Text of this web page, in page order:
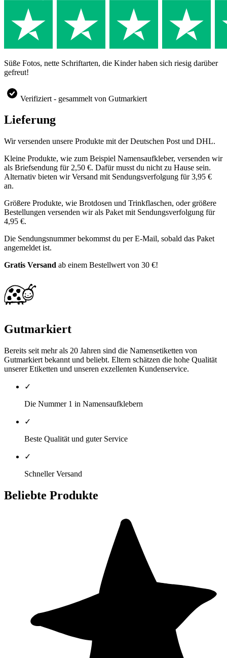
Süße Fotos, nette Schriftarten, die Kinder haben sich riesig darüber
gefreut!
Verifiziert - gesammelt von Gutmarkiert
Lieferung
Wir versenden unsere Produkte mit der Deutschen Post und DHL.
Kleine Produkte, wie zum Beispiel Namensaufkleber, versenden wir
als Briefsendung für 2,50 €. Dafür musst du nicht zu Hause sein.
Alternativ bieten wir Versand mit Sendungsverfolgung für 3,95 €
an.
Größere Produkte, wie Brotdosen und Trinkflaschen, oder größere
Bestellungen versenden wir als Paket mit Sendungsverfolgung für
4,95 €.
Die Sendungsnummer bekommst du per E-Mail, sobald das Paket
angemeldet ist.
Gratis Versand ab einem Bestellwert von 30 €!
Gutmarkiert
Bereits seit mehr als 20 Jahren sind die Namensetiketten von
Gutmarkiert bekannt und beliebt. Eltern schätzen die hohe Qualität
unserer Etiketten und unseren exzellenten Kundenservice.
✓
Die Nummer 1 in Namensaufklebern
✓
Beste Qualität und guter Service
✓
Schneller Versand
Beliebte Produkte